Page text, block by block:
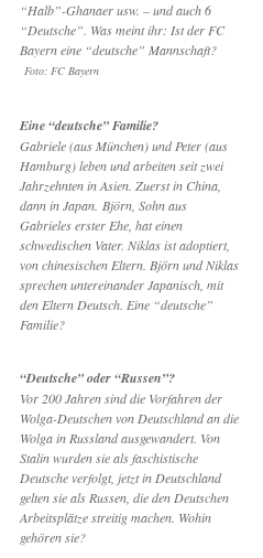
“Halb”-Ghanaer usw. – und auch 6
“Deutsche”. Was meint ihr: Ist der FC
Bayern eine “deutsche” Mannschaft?
Foto: FC Bayern
Eine “deutsche” Familie?
Gabriele (aus München) und Peter (aus
Hamburg) leben und arbeiten seit zwei
Jahrzehnten in Asien. Zuerst in China,
dann in Japan. Björn, Sohn aus
Gabrieles erster Ehe, hat einen
schwedischen Vater. Niklas ist adoptiert,
von chinesischen Eltern. Björn und Niklas
sprechen untereinander Japanisch, mit
den Eltern Deutsch. Eine “deutsche”
Familie?
“Deutsche” oder “Russen”?
Vor 200 Jahren sind die Vorfahren der
Wolga-Deutschen von Deutschland an die
Wolga in Russland ausgewandert. Von
Stalin wurden sie als faschistische
Deutsche verfolgt, jetzt in Deutschland
gelten sie als Russen, die den Deutschen
Arbeitsplätze streitig machen. Wohin
gehören sie?